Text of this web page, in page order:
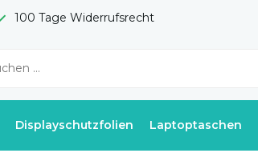
100 Tage Widerrufsrecht
Displayschutzfolien Laptoptaschen